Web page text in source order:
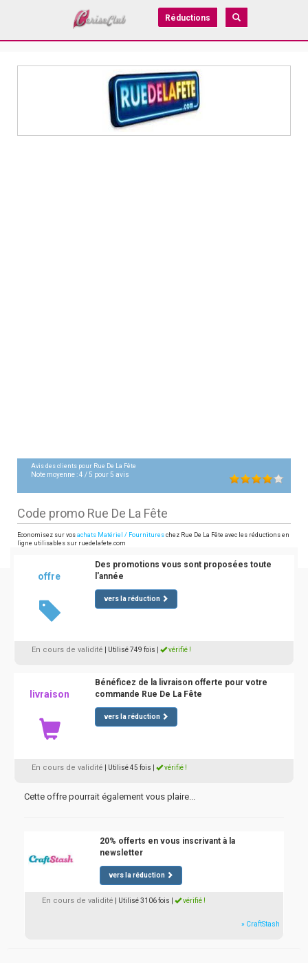
Réductions
Avis des clients pour Rue De La Fête
Note moyenne :4 /5 pour5 avis
Code promo Rue De La Fête
Economisez sur vos achats Matériel / Fournitures chez Rue De La Fête avec les réductions en
ligne utilisables sur ruedelafete.com
offre
Des promotions vous sont proposées toute
l'année
vers la réduction
En cours de validité | Utilisé 749 fois vérifié !
livraison
Bénéficez de la livraison offerte pour votre
commande Rue De La Fête
vers la réduction
En cours de validité | Utilisé 45 fois vérifié !
Cette offre pourrait également vous plaire...
20% offerts en vous inscrivant à la
newsletter
vers la réduction
En cours de validité | Utilisé 3106 fois vérifié !
» CraftStash